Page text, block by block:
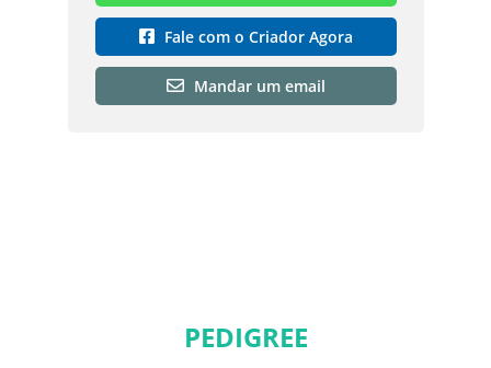
Fale com o Criador Agora
Mandar um email
PEDIGREE